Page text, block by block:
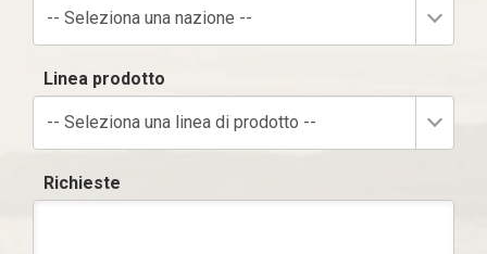
-- Seleziona una nazione --
Linea prodotto
-- Seleziona una linea di prodotto --
Richieste